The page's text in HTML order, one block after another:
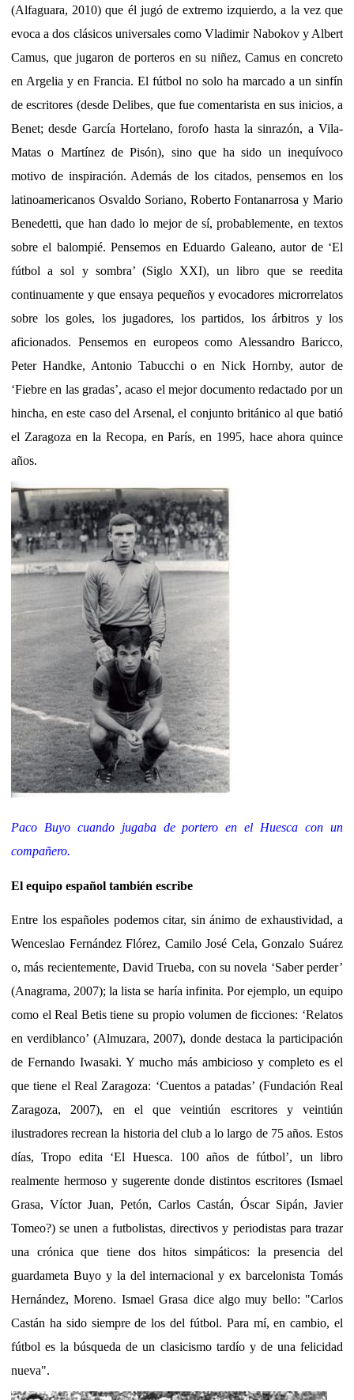
(Alfaguara, 2010) que él jugó de extremo izquierdo, a la vez que
evoca a dos clásicos universales como Vladimir Nabokov y Albert
Camus, que jugaron de porteros en su niñez, Camus en concreto
en Argelia y en Francia. El fútbol no solo ha marcado a un sinfín
de escritores (desde Delibes, que fue comentarista en sus inicios, a
Benet; desde García Hortelano, forofo hasta la sinrazón, a Vila-
Matas o Martínez de Pisón), sino que ha sido un inequívoco
motivo de inspiración. Además de los citados, pensemos en los
latinoamericanos Osvaldo Soriano, Roberto Fontanarrosa y Mario
Benedetti, que han dado lo mejor de sí, probablemente, en textos
sobre el balompié. Pensemos en Eduardo Galeano, autor de ‘El
fútbol a sol y sombra’ (Siglo XXI), un libro que se reedita
continuamente y que ensaya pequeños y evocadores microrrelatos
sobre los goles, los jugadores, los partidos, los árbitros y los
aficionados. Pensemos en europeos como Alessandro Baricco,
Peter Handke, Antonio Tabucchi o en Nick Hornby, autor de
‘Fiebre en las gradas’, acaso el mejor documento redactado por un
hincha, en este caso del Arsenal, el conjunto británico al que batió
el Zaragoza en la Recopa, en París, en 1995, hace ahora quince
años.
Paco Buyo cuando jugaba de portero en el Huesca con un
compañero.
El equipo español también escribe
Entre los españoles podemos citar, sin ánimo de exhaustividad, a
Wenceslao Fernández Flórez, Camilo José Cela, Gonzalo Suárez
o, más recientemente, David Trueba, con su novela ‘Saber perder’
(Anagrama, 2007); la lista se haría infinita. Por ejemplo, un equipo
como el Real Betis tiene su propio volumen de ficciones: ‘Relatos
en verdiblanco’ (Almuzara, 2007), donde destaca la participación
de Fernando Iwasaki. Y mucho más ambicioso y completo es el
que tiene el Real Zaragoza: ‘Cuentos a patadas’ (Fundación Real
Zaragoza, 2007), en el que veintiún escritores y veintiún
ilustradores recrean la historia del club a lo largo de 75 años. Estos
días, Tropo edita ‘El Huesca. 100 años de fútbol’, un libro
realmente hermoso y sugerente donde distintos escritores (Ismael
Grasa, Víctor Juan, Petón, Carlos Castán, Óscar Sipán, Javier
Tomeo?) se unen a futbolistas, directivos y periodistas para trazar
una crónica que tiene dos hitos simpáticos: la presencia del
guardameta Buyo y la del internacional y ex barcelonista Tomás
Hernández, Moreno. Ismael Grasa dice algo muy bello: "Carlos
Castán ha sido siempre de los del fútbol. Para mí, en cambio, el
fútbol es la búsqueda de un clasicismo tardío y de una felicidad
nueva".